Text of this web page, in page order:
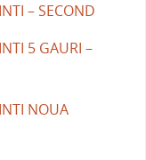
– SECOND
5 GAURI –
NOUA